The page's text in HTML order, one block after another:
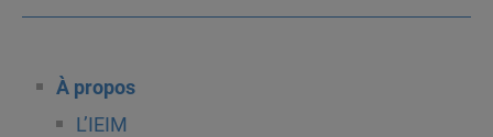
À propos
L’IEIM